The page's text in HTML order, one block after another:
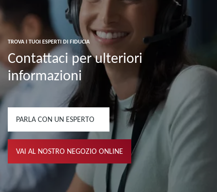
TROVA I TUOI ESPERTI DI FIDUCIA
Contattaci per ulteriori
informazioni
PARLA CON UN ESPERTO
VAI AL NOSTRO NEGOZIO ONLINE